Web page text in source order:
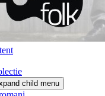
child menu